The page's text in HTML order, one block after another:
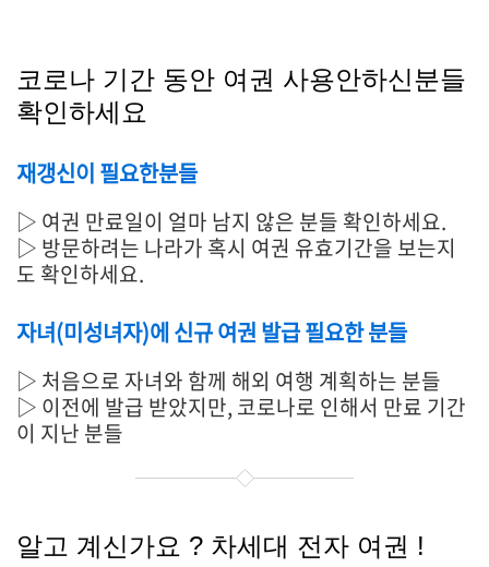
코로나 기간 동안 여권 사용안하신분들
확인하세요
재갱신이 필요한분들
▷ 여권 만료일이 얼마 남지 않은 분들 확인하세요.
▷ 방문하려는 나라가 혹시 여권 유효기간을 보는지
도 확인하세요.
자녀(미성녀자)에 신규 여권 발급 필요한 분들
▷ 처음으로 자녀와 함께 해외 여행 계획하는 분들
▷ 이전에 발급 받았지만, 코로나로 인해서 만료 기간
이 지난 분들
알고 계신가요 ? 차세대 전자 여권 !